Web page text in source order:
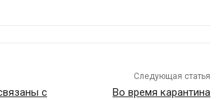
с
Следующая статья
Во время карантина